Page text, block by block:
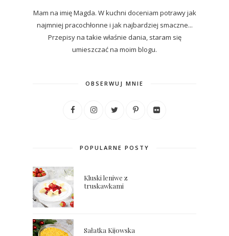
Mam na imię Magda. W kuchni doceniam potrawy jak
najmniej pracochłonne i jak najbardziej smaczne...
Przepisyna takie właśnie dania, staram się
umieszczać na moim blogu.
OBSERWUJ MNIE
POPULARNE POSTY
Kluski leniwe z
truskawkami
Sałatka Kijowska